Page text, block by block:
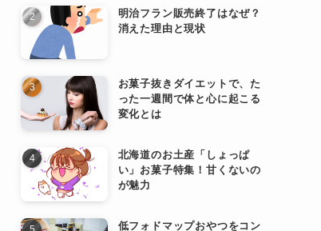
明治フラン販売終了はなぜ？
消えた理由と現状
お菓子抜きダイエットで、た
った一週間で体と心に起こる
変化とは
北海道のお土産「しょっぱ
い」お菓子特集！甘くないの
が魅力
低フォドマップおやつをコン